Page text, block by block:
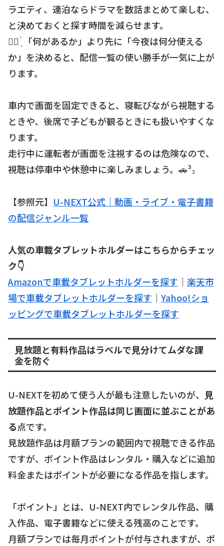
ラエティ、連泊ならドラマを数話まとめて楽しむ、
と決めておくと探す時間を減らせます。
☝🏻 ̖́ 「何があるか」より先に「今夜は何分使える
か」を決めると、配信一覧の使い勝手が一気に上が
ります。
車内で画面を固定できると、寝転びながら視聴する
ときや、後席で子どもが観るときにも扱いやすくな
ります。
走行中に運転者が画面を注視するのは危険なので、
視聴は停車中や休憩中に楽しみましょう。🚗³₃
【参照元】 U-NEXT公式｜動画・ライブ・電子書籍
の配信ジャンル一覧
人気の車載タブレットホルダーはこちらからチェッ
ク👇
Amazonで車載タブレットホルダーを探す ｜ 楽天市
場で車載タブレットホルダーを探す ｜ Yahoo!ショ
ッピングで車載タブレットホルダーを探す
見放題と有料作品はラベルで見分けてムダな課
金を防ぐ
U-NEXTを初めて使う人が最も注意したいのが、 見
放題作品とポイント作品は同じ画面に並ぶことがあ
る点です。
見放題作品は月額プランの範囲内で視聴できる作品
ですが、ポイント作品はレンタル・購入などに追加
料金またはポイントが必要になる作品を指します。
「ポイント」とは、U-NEXT内でレンタル作品、購
入作品、電子書籍などに使える残高のことです。
月額プランでは毎月ポイントが付与されますが、ポ